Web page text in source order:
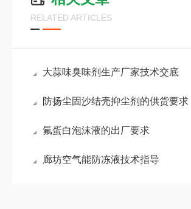
RELATED ARTICLES
大蒜味臭味剂生产厂家技术交底
防扬尘固沙结壳抑尘剂的供货要求
氟蛋白泡沫液的出厂要求
廊坊空气能防冻液技术指导